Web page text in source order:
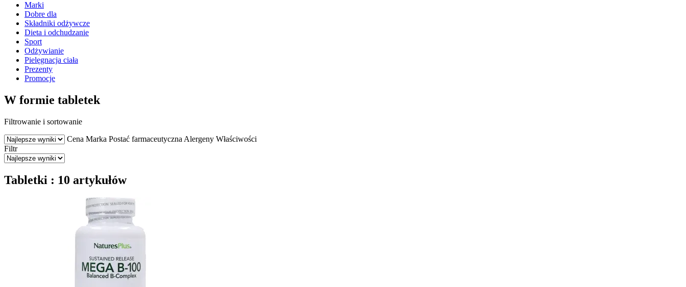
Marki
Dobre dla
Składniki odżywcze
Dieta i odchudzanie
Sport
Odżywianie
Pielęgnacja ciała
Prezenty
Promocje
W formie tabletek
Filtrowanie i sortowanie
Cena Marka Postać farmaceutyczna Alergeny Właściwości
Filtr
Tabletki : 10 artykułów